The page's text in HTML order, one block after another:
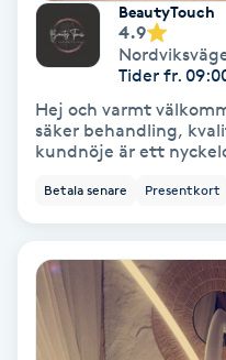
Melasma
MicroPen
Mixfransar
Nagelförlängning
BeautyTouch
4.9
Tider fr.
Hej och varmt
säker behandling,
kundnöje är ett
och styrs av en driven
verksamheten bättre
som råder på
priser öppnar fler
hand om din skönhet. Jag vill informera er om
följande: - samtliga behandlingar utförs av
Betala senare Presentkort